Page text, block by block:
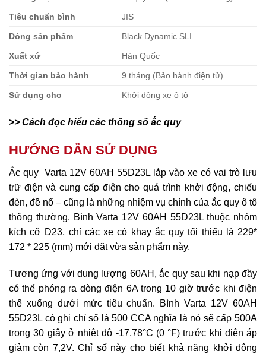
Tiêu chuẩn bình JIS
Dòng sản phẩm Black Dynamic SLI
Xuất xứ Hàn Quốc
Thời gian bảo hành 9 tháng (Bảo hành điện tử)
Sử dụng cho Khởi động xe ô tô
>> Cách đọc hiểu các thông số ắc quy
HƯỚNG DẪN SỬ DỤNG
Ắc quy Varta 12V 60AH 55D23L lắp vào xe có vai trò lưu
trữ điện và cung cấp điện cho quá trình khởi động, chiếu
đèn, đề nổ – cũng là những nhiệm vụ chính của ắc quy ô tô
thông thường. Bình Varta 12V 60AH 55D23L thuộc nhóm
kích cỡ D23, chỉ các xe có khay ắc quy tối thiểu là 229*
172 * 225 (mm) mới đặt vừa sản phẩm này.
Tương ứng với dung lượng 60AH, ắc quy sau khi nạp đầy
có thể phóng ra dòng điện 6A trong 10 giờ trước khi điện
thế xuống dưới mức tiêu chuẩn. Bình Varta 12V 60AH
55D23L có ghi chỉ số là 500 CCA nghĩa là nó sẽ cấp 500A
trong 30 giây ở nhiệt độ -17,78°C (0 °F) trước khi điện áp
giảm còn 7,2V. Chỉ số này cho biết khả năng khởi động